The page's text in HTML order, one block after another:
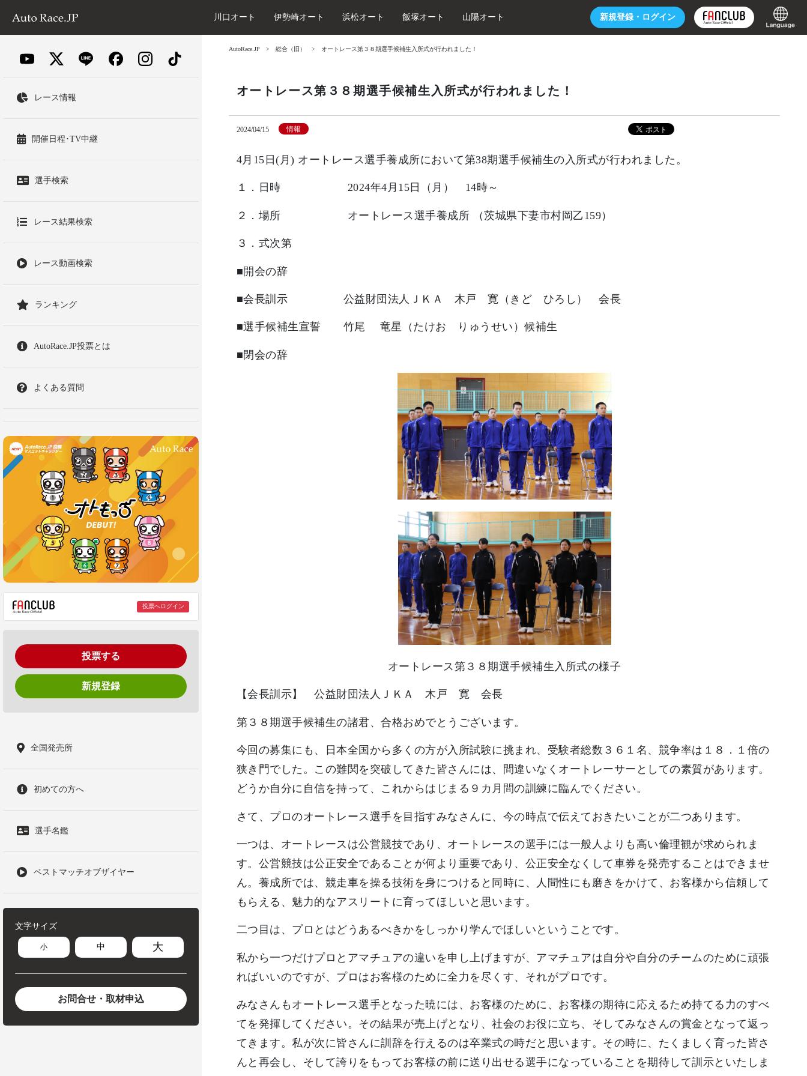
新規登録・ ログイン
川口オート 伊勢崎オート 浜松オート 飯塚オート 山陽オート
レース情報
開催日程･TV中継
選手検索
レース結果検索
レース動画検索
ランキング
AutoRace.JP投票とは
よくある質問
投票へログイン
投票する
新規登録
全国発売所
初めての方へ
選手名鑑
ベストマッチオブザイヤー
文字サイズ
小 中 大
お問合せ・取材申込
AutoRace.JP 総合（旧） オートレース第３８期選手候補生入所式が行われました！
オートレース第３８期選手候補生入所式が行われました！
2024/04/15 情報
4月15日(月) オートレース選手養成所において第38期選手候補生の入所式が行われました。
１．日時 2024年4月15日（月） 14時～
２．場所 オートレース選手養成所 （茨城県下妻市村岡乙159）
３．式次第
■開会の辞
■会長訓示 公益財団法人ＪＫＡ 木戸 寛（きど ひろし） 会長
■選手候補生宣誓 竹尾 竜星（たけお りゅうせい）候補生
■閉会の辞
オートレース第３８期選手候補生入所式の様子
【会長訓示】 公益財団法人ＪＫＡ 木戸 寛 会長
第３８期選手候補生の諸君、合格おめでとうございます。
今回の募集にも、日本全国から多くの方が入所試験に挑まれ、受験者総数３６１名、競争率は１８．１倍の
狭き門でした。この難関を突破してきた皆さんには、間違いなくオートレーサーとしての素質があります。
どうか自分に自信を持って、これからはじまる９カ月間の訓練に臨んでください。
さて、プロのオートレース選手を目指すみなさんに、今の時点で伝えておきたいことが二つあります。
一つは、オートレースは公営競技であり、オートレースの選手には一般人よりも高い倫理観が求められま
す。公営競技は公正安全であることが何より重要であり、公正安全なくして車券を発売することはできませ
ん。養成所では、競走車を操る技術を身につけると同時に、人間性にも磨きをかけて、お客様から信頼して
もらえる、魅力的なアスリートに育ってほしいと思います。
二つ目は、プロとはどうあるべきかをしっかり学んでほしいということです。
私から一つだけプロとアマチュアの違いを申し上げますが、アマチュアは自分や自分のチームのために頑張
ればいいのですが、プロはお客様のために全力を尽くす、それがプロです。
みなさんもオートレース選手となった暁には、お客様のために、お客様の期待に応えるため持てる力のすべ
てを発揮してください。その結果が売上げとなり、社会のお役に立ち、そしてみなさんの賞金となって返っ
てきます。私が次に皆さんに訓辞を行えるのは卒業式の時だと思います。その時に、たくましく育った皆さ
んと再会し、そして誇りをもってお客様の前に送り出せる選手になっていることを期待して訓示といたしま